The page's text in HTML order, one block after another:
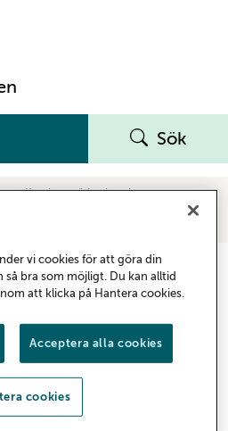
Sök
Kunskapsstöd och rutiner
och sjukvården
flyktingar i
regler och rättigheter
hälso- och sjukvården kan
och flyktingar.
vi cookies för att göra din
så bra som möjligt. Du kan alltid
att klicka på Hantera cookies.
Acceptera alla cookies
cookies